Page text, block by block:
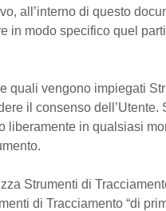
all’interno di questo
in modo specifico quel
quali vengono impiegati
il consenso dell’Utente.
liberamente in qualsiasi
Strumenti di
di Tracciamento “di